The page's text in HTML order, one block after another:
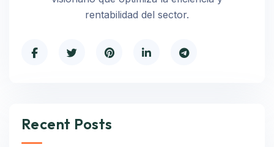
rentabilidad del sector.
Recent Posts